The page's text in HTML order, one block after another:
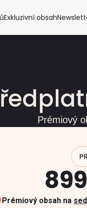
Exkluzivní obsah
Prémiový
Prémiový obsah na